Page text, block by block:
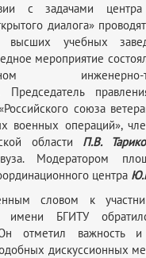
с задачами центра
диалога»
высших учебных
мероприятие
инженерно-
Председатель
союза
военных операций»,
области П.В. Тарико
Модератором
центра
словом к
имени БГИТУ
отметил важность и
дискуссионных